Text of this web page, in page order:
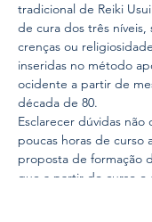
tradicional de Reiki
de cura dos três
crenças ou
inseridas no método
ocidente a partir de
década de 80.
Esclarecer dúvidas
poucas horas de curso
proposta de formação
que a partir do curso o